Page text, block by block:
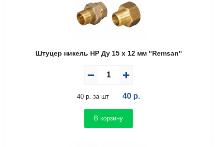
Штуцер никель НР Ду 15 х 12 мм "Remsan"
40 р. за шт 40 р.
В корзину